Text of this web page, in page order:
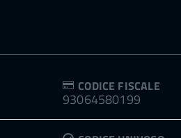
CODICE FISCALE
93064580199